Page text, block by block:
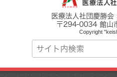
医療法人社団慶勝会
〒294-0034 館山
Copyright